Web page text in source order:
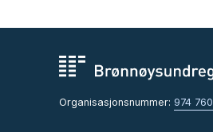
Organisasjonsnummer: 974